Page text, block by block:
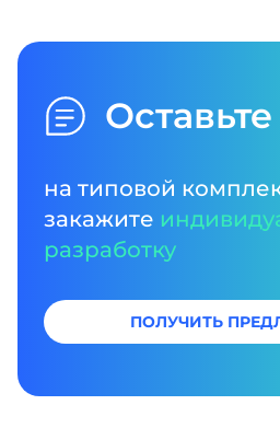
на типовой
закажите
разработку
ПОЛУЧИТЬ